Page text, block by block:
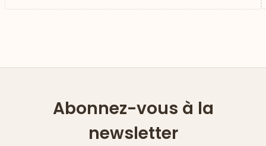
Abonnez-vous à la
newsletter